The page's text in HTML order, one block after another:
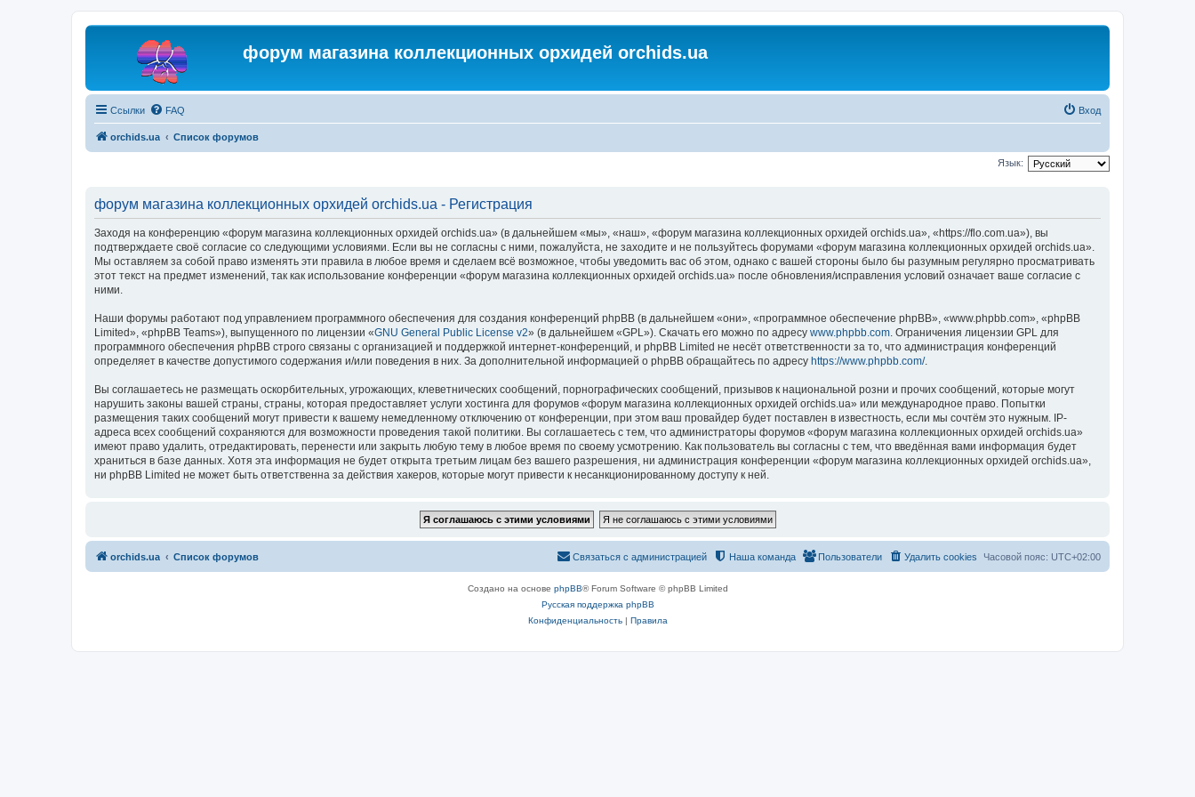
форум магазина коллекционных орхидей orchids.ua
Ссылки FAQ Вход
orchids.ua Список форумов
Язык:
форум магазина коллекционных орхидей orchids.ua - Регистрация
Заходя на конференцию «форум магазина коллекционных орхидей orchids.ua» (в дальнейшем «мы», «наш», «форум магазина коллекционных орхидей orchids.ua», «https://flo.com.ua»), вы
подтверждаете своё согласие со следующими условиями. Если вы не согласны с ними, пожалуйста, не заходите и не пользуйтесь форумами «форум магазина коллекционных орхидей orchids.ua».
Мы оставляем за собой право изменять эти правила в любое время и сделаем всё возможное, чтобы уведомить вас об этом, однако с вашей стороны было бы разумным регулярно просматривать
этот текст на предмет изменений, так как использование конференции «форум магазина коллекционных орхидей orchids.ua» после обновления/исправления условий означает ваше согласие с
ними.
Наши форумы работают под управлением программного обеспечения для создания конференций phpBB (в дальнейшем «они», «программное обеспечение phpBB», «www.phpbb.com», «phpBB
Limited», «phpBB Teams»), выпущенного по лицензии «GNU General Public License v2» (в дальнейшем «GPL»). Скачать его можно по адресу www.phpbb.com . Ограничения лицензии GPL для
программного обеспечения phpBB строго связаны с организацией и поддержкой интернет-конференций, и phpBB Limited не несёт ответственности за то, что администрация конференций
определяет в качестве допустимого содержания и/или поведения в них. За дополнительной информацией о phpBB обращайтесь по адресу https://www.phpbb.com/.
Вы соглашаетесь не размещать оскорбительных, угрожающих, клеветнических сообщений, порнографических сообщений, призывов к национальной розни и прочих сообщений, которые могут
нарушить законы вашей страны, страны, которая предоставляет услуги хостинга для форумов «форум магазина коллекционных орхидей orchids.ua» или международное право. Попытки
размещения таких сообщений могут привести к вашему немедленному отключению от конференции, при этом ваш провайдер будет поставлен в известность, если мы сочтём это нужным. IP-
адреса всех сообщений сохраняются для возможности проведения такой политики. Вы соглашаетесь с тем, что администраторы форумов «форум магазина коллекционных орхидей orchids.ua»
имеют право удалить, отредактировать, перенести или закрыть любую тему в любое время по своему усмотрению. Как пользователь вы согласны с тем, что введённая вами информация будет
храниться в базе данных. Хотя эта информация не будет открыта третьим лицам без вашего разрешения, ни администрация конференции «форум магазина коллекционных орхидей orchids.ua»,
ни phpBB Limited не может быть ответственна за действия хакеров, которые могут привести к несанкционированному доступу к ней.
orchids.ua Список форумов Часовой пояс: UTC+02:00
Удалить cookies
Пользователи
Наша команда
Связаться с администрацией
Создано на основе phpBB® Forum Software © phpBB Limited
Русская поддержка phpBB
Конфиденциальность| Правила